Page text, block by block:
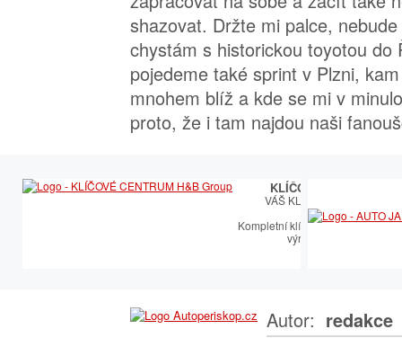
shazovat. Držte mi palce,
chystám s historickou toyotou do
pojedeme také sprint v Plzni,
mnohem blíž a kde se mi v
proto, že i tam najdou naši
KLÍČOVÉ CENTRUM
VÁŠ KLÍČOVÝ PARTNER
Kompletní klíčařský sortiment
výroby autoklíčů
Autor: redakce